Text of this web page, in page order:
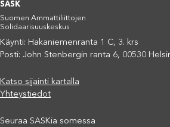
SASK
Suomen Ammattiliittojen
Solidaarisuuskeskus
Käynti: Hakaniemenranta 1 C, 3. krs
Posti: John Stenbergin ranta 6, 00530
Katso sijainti kartalla
Yhteystiedot
Seuraa SASKia somessa